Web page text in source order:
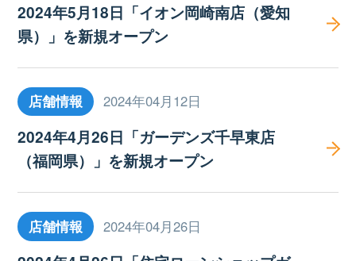
2024年5月18日「イオン岡崎南店（愛知
県）」を新規オープン
店舗情報 2024年04月12日
2024年4月26日「ガーデンズ千早東店
（福岡県）」を新規オープン
店舗情報 2024年04月26日